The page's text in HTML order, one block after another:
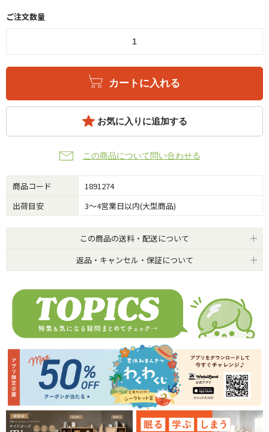
ご注文数量
カートに入れる
お気に入りに追加する
この商品について問い合わせる
商品コード
1891274
出荷目安
3～4営業日以内(大型商品)
この商品の送料・配送について
返品・キャンセル・保証について